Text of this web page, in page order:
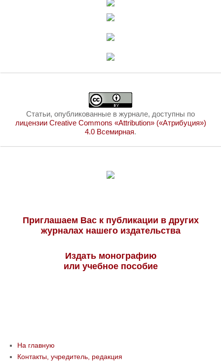
Статьи, опубликованные в журнале, доступны по
лицензии Creative Commons «Attribution» («Атрибуция»)
4.0 Всемирная.
Приглашаем Вас к публикации в других
журналах нашего издательства
Издать монографию
или учебное пособие
На главную
Контакты, учредитель, редакция